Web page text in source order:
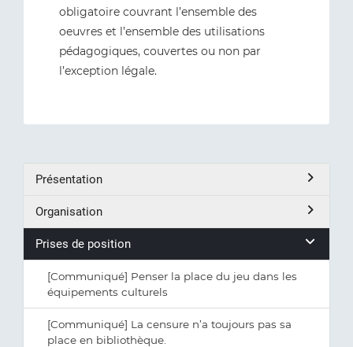
obligatoire couvrant l’ensemble des
oeuvres et l’ensemble des utilisations
pédagogiques, couvertes ou non par
l’exception légale.
Présentation
Organisation
Prises de position
[Communiqué] Penser la place du jeu dans les
équipements culturels
[Communiqué] La censure n’a toujours pas sa
place en bibliothèque.